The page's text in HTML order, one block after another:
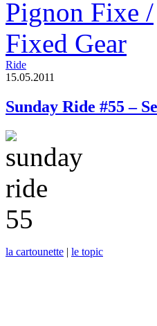
Ride
1 5.05.2011
Sunday Ride #55 –
la cartounette | le topic